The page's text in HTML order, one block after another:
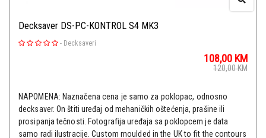
Decksaver DS-PC-KONTROL S4 MK3
- Decksaveri
108,00 KM
120,00KM
NAPOMENA: Naznačena cena je samo za poklopac, odnosno
decksaver. On štiti uređaj od mehaničkih oštećenja, prašine ili
prosipanja tečnosti. Fotografija uređaja sa poklopcem je data
samo radi ilustracije. Custom moulded in the UK to fit the contours